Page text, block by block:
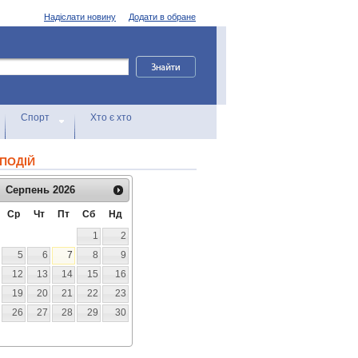
Додати в обране
Надіслати новину
Спорт Хто є хто
Серпень 2026
Ср Чт Пт Сб
Нд
1
2
5 6 7 8
9
12 13 14 15
16
19 20 21 22
23
26 27 28 29
30